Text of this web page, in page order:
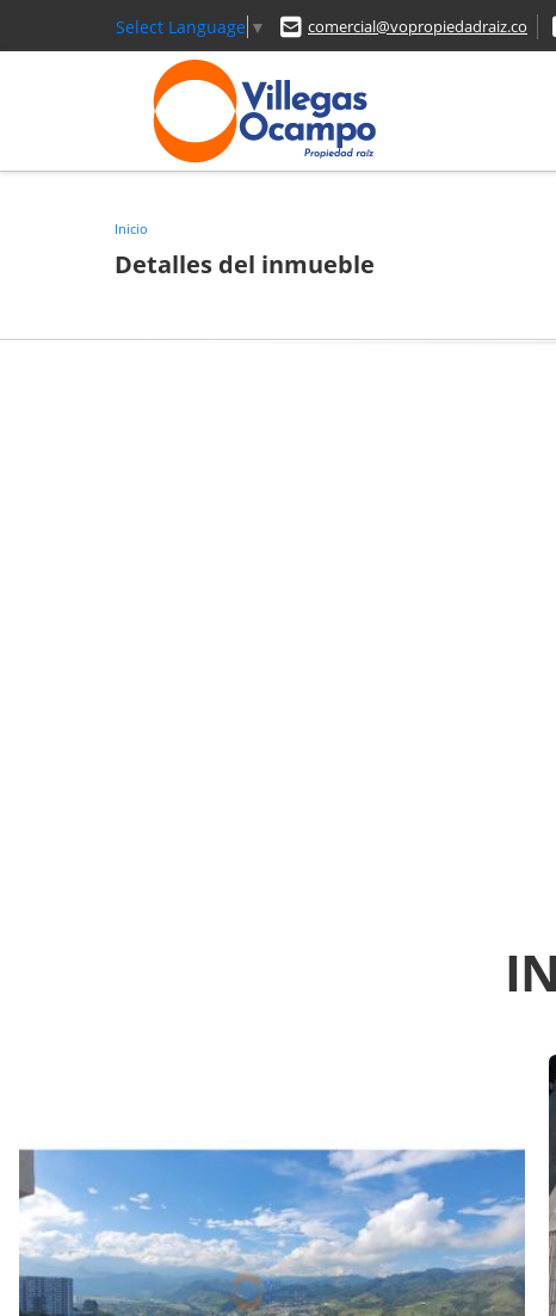
Select Language ▼ comercial@vopropiedadraiz.co
Inicio
Detalles del inmueble